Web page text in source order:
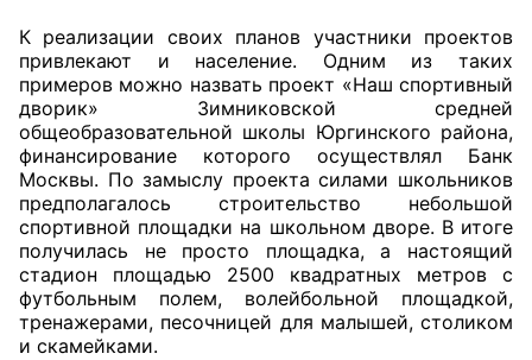
К реализации своих планов участники проектов
привлекают и население. Одним из таких
примеров можно назвать проект «Наш спортивный
дворик» Зимниковской средней
общеобразовательной школы Юргинского района,
финансирование которого осуществлял Банк
Москвы. По замыслу проекта силами школьников
предполагалось строительство небольшой
спортивной площадки на школьном дворе. В итоге
получилась не просто площадка, а настоящий
стадион площадью 2500 квадратных метров с
футбольным полем, волейбольной площадкой,
тренажерами, песочницей для малышей, столиком
и скамейками.